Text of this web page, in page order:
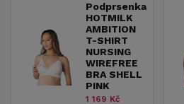
Podprsenka
HOTMILK
AMBITION
T-SHIRT
NURSING
WIREFREE
BRA SHELL
PINK
1 169 Kč